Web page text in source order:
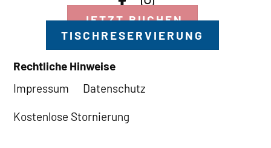
JETZT BUCHEN
TISCHRESERVIERUNG
Rechtliche Hinweise
Impressum
Datenschutz
Kostenlose Stornierung